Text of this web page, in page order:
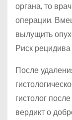
органа, то
операции.
вылущить
Риск
После
гистолог
вердикт о